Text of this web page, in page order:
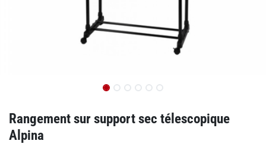
Rangement sur support sec télescopique
Alpina